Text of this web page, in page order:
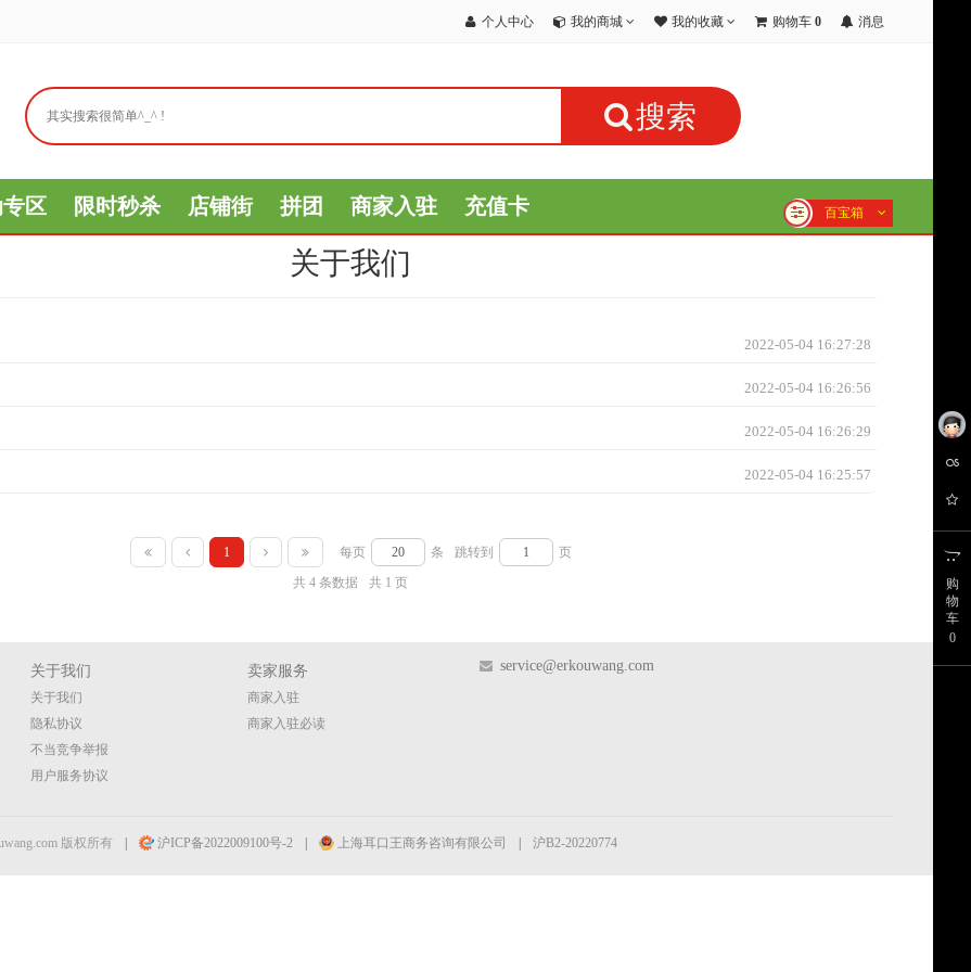
个人中心 我的商城 我的收藏 购物车 0 消息
搜索
区 限时秒杀 店铺街 拼团 商家入驻 充值卡 百宝箱
关于我们
2022-05-04 16:27:28
2022-05-04 16:26:56
2022-05-04 16:26:29
2022-05-04 16:25:57
1 每页 条 跳转到
页
共 4 条数据
共 1 页
关于我们
关于我们
隐私协议
不当竞争举报
用户服务协议
卖家服务
商家入驻
商家入驻必读
service@erkouwang.com
版权所有 沪ICP备2022009100号-2 上海耳口王商务咨询有限公司 沪B2-20220774
购
物
车
0